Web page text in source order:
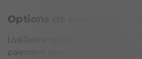
Options de paiement et
LiveJasmin garantit un large
paiement pour répondre à sa